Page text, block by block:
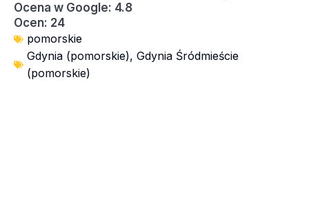
Ocena w Google: 4.8
Ocen: 24
pomorskie
Gdynia (pomorskie), Gdynia Śródmieście
(pomorskie)